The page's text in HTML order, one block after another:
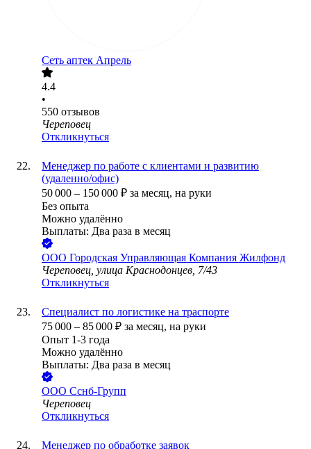
Сеть аптек Апрель
4.4
•
550 отзывов
Череповец
Откликнуться
Менеджер по работе с клиентами и развитию
(удаленно/офис)
50 000 – 150 000 ₽ за месяц, на руки
Без опыта
Можно удалённо
Выплаты: Два раза в месяц
ООО Городская Управляющая Компания Жилфонд
Череповец, улица Краснодонцев, 7/43
Откликнуться
Специалист по логистике на траспорте
75 000 – 85 000 ₽ за месяц, на руки
Опыт 1-3 года
Можно удалённо
Выплаты: Два раза в месяц
ООО Сснб-Групп
Череповец
Откликнуться
Менеджер по обработке заявок